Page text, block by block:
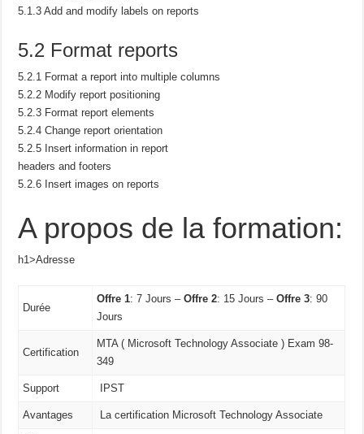
5.1.3 Add and modify labels on reports
5.2 Format reports
5.2.1 Format a report into multiple columns
5.2.2 Modify report positioning
5.2.3 Format report elements
5.2.4 Change report orientation
5.2.5 Insert information in report
headers and footers
5.2.6 Insert images on reports
A propos de la formation:
h1>Adresse
Durée
Offre 1: 7 Jours –Offre 2: 15 Jours –Offre 3: 90
Jours
Certification
MTA ( Microsoft Technology Associate ) Exam 98-
349
Support IPST
Avantages La certification Microsoft Technology Associate